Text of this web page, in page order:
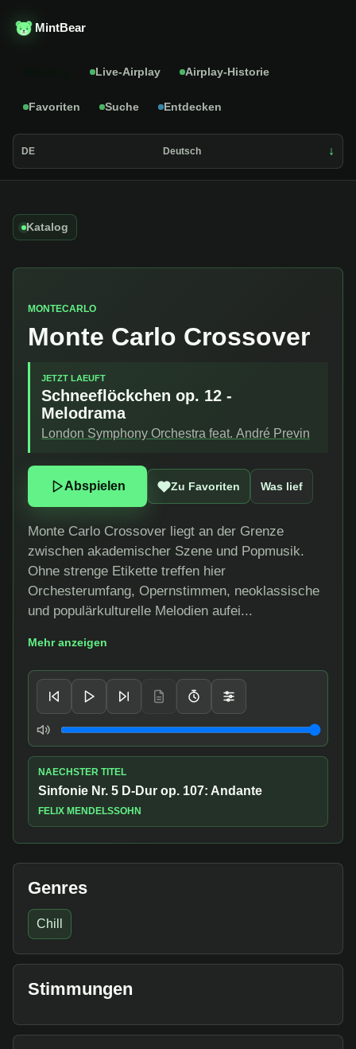
MintBear
Live-Airplay Airplay-Historie
Favoriten Suche Entdecken
DE Deutsch
Katalog
MONTECARLO
Monte Carlo Crossover
JETZT LAEUFT
Schneeflöckchen op. 12 -
Melodrama
London Symphony Orchestra feat. André Previn
Abspielen Zu Favoriten Was lief
Monte Carlo Crossover liegt an der Grenze
zwischen akademischer Szene und Popmusik.
Ohne strenge Etikette treffen hier
Orchesterumfang, Opernstimmen, neoklassische
und populärkulturelle Melodien aufei...
Mehr anzeigen
Player-Steuerung
Lautstaerke
NAECHSTER TITEL
Sinfonie Nr. 5 D-Dur op. 107: Andante
FELIX MENDELSSOHN
Genres
Chill
Stimmungen